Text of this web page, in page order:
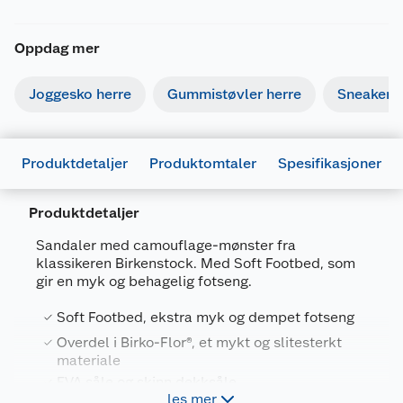
Oppdag mer
Joggesko herre Gummistøvler herre Sneakers
Produktdetaljer Produktomtaler Spesifikasjoner
Produktdetaljer
Sandaler med camouflage-mønster fra
klassikeren Birkenstock. Med Soft Footbed, som
gir en myk og behagelig fotseng.
Soft Footbed, ekstra myk og dempet fotseng
Overdel i Birko-Flor®, et mykt og slitesterkt
materiale
les mer
Artikkelnummer
4044477663869
Leverandørens artikkelnummer
Størrelse
41
Farge
GRØNN